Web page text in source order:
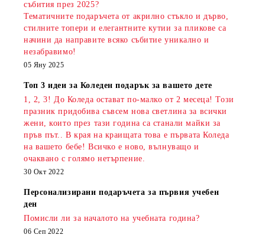
събития през 2025?
Тематичните подаръчета от акрилно стъкло и дърво,
стилните топери и елегантните кутии за пликове са
начини да направите всяко събитие уникално и
незабравимо!
05 Яну 2025
Топ 3 идеи за Коледен подарък за вашето дете
1, 2, 3! До Коледа остават по-малко от 2 месеца! Този
празник придобива съвсем нова светлина за всички
жени, които през тази година са станали майки за
пръв път.. В края на краищата това е първата Коледа
на вашето бебе! Всичко е ново, вълнуващо и
очаквано с голямо нетърпение.
30 Окт 2022
Персонализирани подаръчета за първия учебен
ден
Помисли ли за началото на учебната година?
06 Сеп 2022